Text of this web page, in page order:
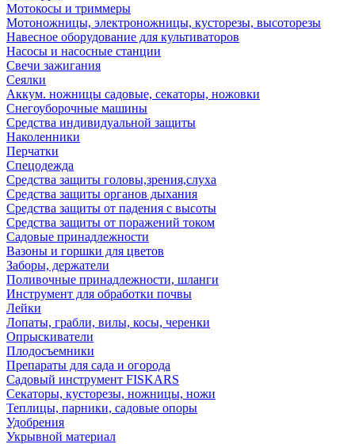
Мотокосы и триммеры
Мотоножницы, электроножницы, кусторезы, высоторезы
Навесное оборудование для культиваторов
Насосы и насосные станции
Свечи зажигания
Сеялки
Аккум. ножницы садовые, секаторы, ножовки
Снегоуборочные машины
Средства индивидуальной защиты
Наколенники
Перчатки
Спецодежда
Средства защиты головы,зрения,слуха
Средства защиты органов дыхания
Средства защиты от падения с высоты
Средства защиты от поражений током
Садовые принадлежности
Вазоны и горшки для цветов
Заборы, держатели
Поливочные принадлежности, шланги
Инструмент для обработки почвы
Лейки
Лопаты, грабли, вилы, косы, черенки
Опрыскиватели
Плодосъемники
Препараты для сада и огорода
Садовый инструмент FISKARS
Секаторы, кусторезы, ножницы, ножи
Теплицы, парники, садовые опоры
Удобрения
Укрывной материал